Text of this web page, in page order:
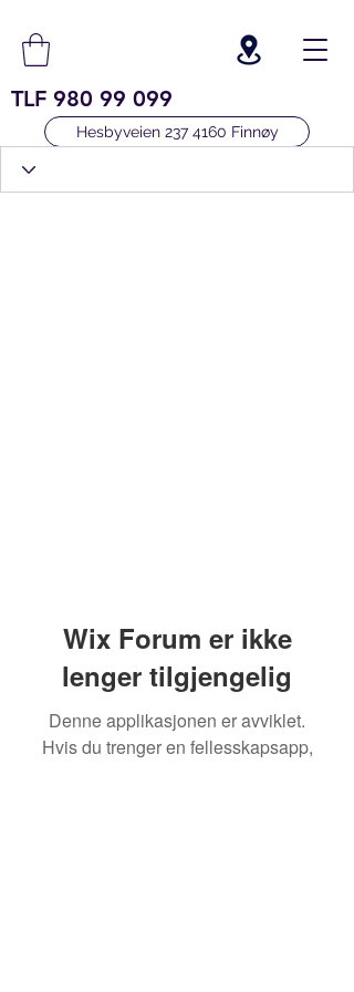
TLF 980 99 099
Hesbyveien 237 4160 Finnøy
Wix Forum er ikke
lenger tilgjengelig
Denne applikasjonen er avviklet.
Hvis du trenger en fellesskapsapp,